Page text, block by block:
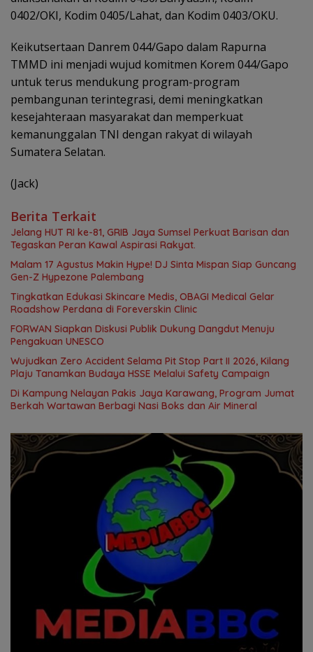
0402/OKI, Kodim 0405/Lahat, dan Kodim 0403/OKU.
Keikutsertaan Danrem 044/Gapo dalam Rapurna
TMMD ini menjadi wujud komitmen Korem 044/Gapo
untuk terus mendukung program-program
pembangunan terintegrasi, demi meningkatkan
kesejahteraan masyarakat dan memperkuat
kemanunggalan TNI dengan rakyat di wilayah
Sumatera Selatan.
(Jack)
Berita Terkait
Jelang HUT RI ke-81, GRIB Jaya Sumsel Perkuat Barisan dan
Tegaskan Peran Kawal Aspirasi Rakyat.
Malam 17 Agustus Makin Hype! DJ Sinta Mispan Siap Guncang
Gen-Z Hypezone Palembang
Tingkatkan Edukasi Skincare Medis, OBAGI Medical Gelar
Roadshow Perdana di Foreverskin Clinic
FORWAN Siapkan Diskusi Publik Dukung Dangdut Menuju
Pengakuan UNESCO
Wujudkan Zero Accident Selama Pit Stop Part II 2026, Kilang
Plaju Tanamkan Budaya HSSE Melalui Safety Campaign
Di Kampung Nelayan Pakis Jaya Karawang, Program Jumat
Berkah Wartawan Berbagi Nasi Boks dan Air Mineral